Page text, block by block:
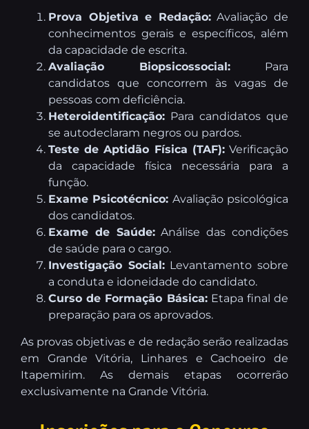
Prova Objetiva e Redação:Avaliação de
conhecimentos gerais e específicos, além
da capacidade de escrita.
Avaliação Biopsicossocial: Para
candidatos que concorrem às vagas de
pessoas com deficiência.
Heteroidentificação: Para candidatos que
se autodeclaram negros ou pardos.
Teste de Aptidão Física (TAF):Verificação
da capacidade física necessária para a
função.
Exame Psicotécnico: Avaliação psicológica
dos candidatos.
Exame de Saúde:Análise das condições
de saúde para o cargo.
Investigação Social:Levantamento sobre
a conduta e idoneidade do candidato.
Curso de Formação Básica:Etapa final de
preparação para os aprovados.
As provas objetivas e de redação serão realizadas
em Grande Vitória, Linhares e Cachoeiro de
Itapemirim. As demais etapas ocorrerão
exclusivamente na Grande Vitória.